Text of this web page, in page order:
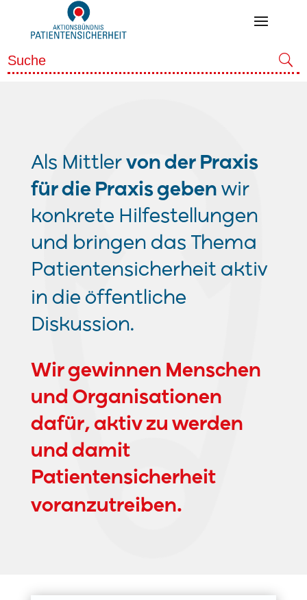
Als Mittler von der Praxis
für die Praxis geben wir
konkrete Hilfestellungen
und bringen das Thema
Patientensicherheitaktiv
in die öffentliche
Diskussion.
Wir gewinnen Menschen
und Organisationen
dafür, aktiv zu werden
und damit
Patientensicherheit
voranzutreiben.